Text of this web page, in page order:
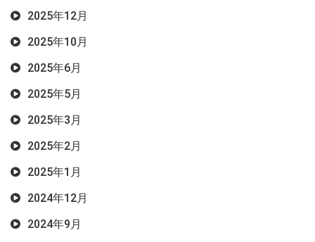
2025年12月
2025年10月
2025年6月
2025年5月
2025年3月
2025年2月
2025年1月
2024年12月
2024年9月